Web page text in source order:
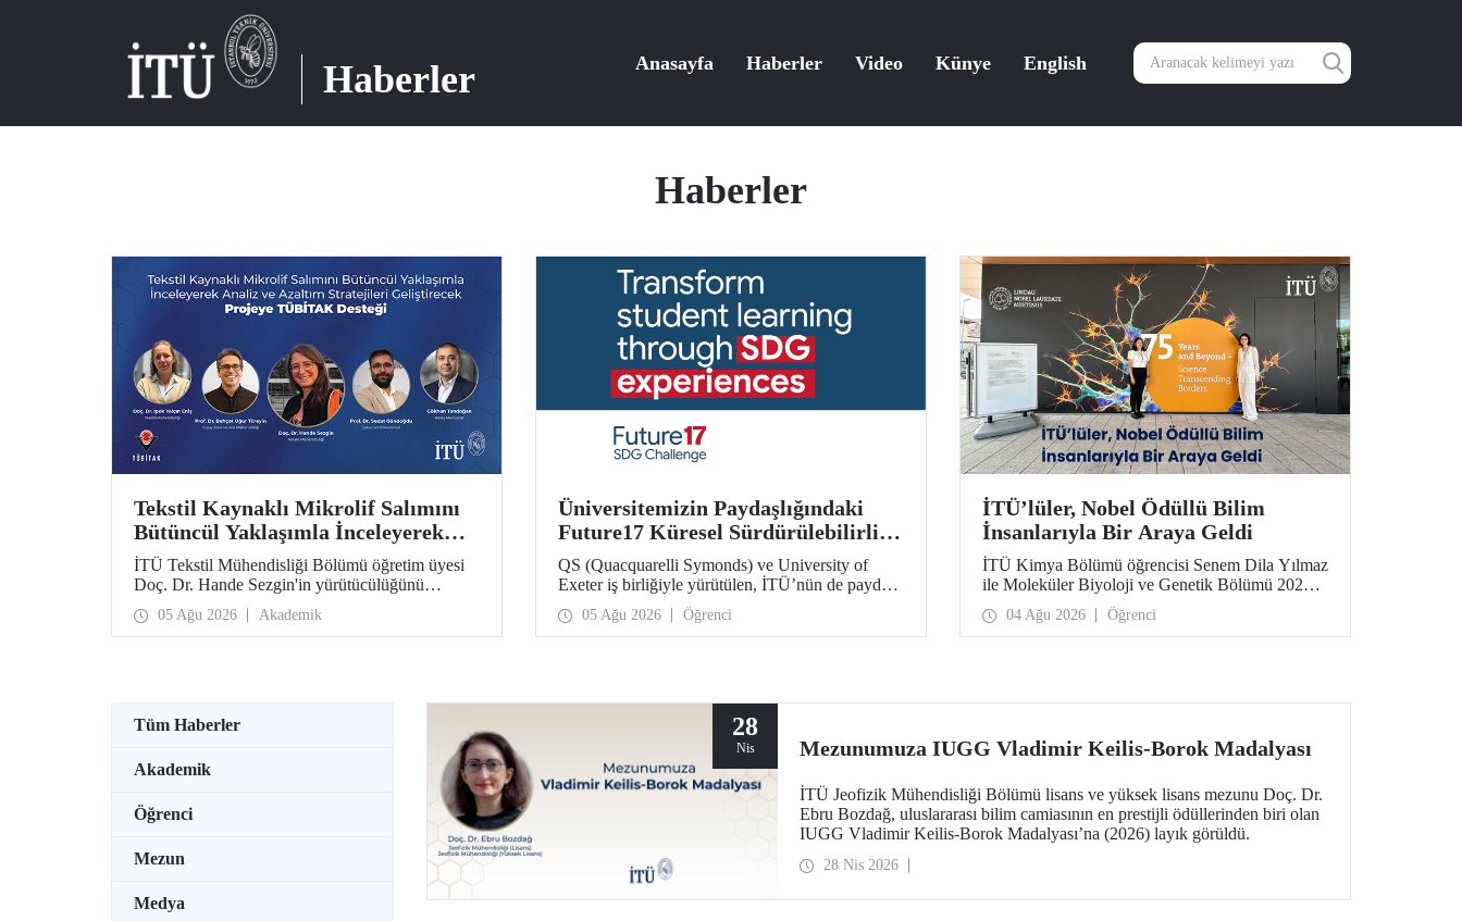
Haberler Anasayfa Haberler Video Künye English
Haberler
Tekstil Kaynaklı Mikrolif Salımını
Bütüncül Yaklaşımla İnceleyerek
Analiz ve Azaltım Stratejileri
Geliştirecek Projeye TÜBİTAK
Desteği
İTÜ Tekstil Mühendisliği Bölümü öğretim üyesi
Doç. Dr. Hande Sezgin'in yürütücülüğünü
üstlendiği “Sürdürülebilir Pamuk ve Polyester
Esaslı Tekstil Ürünlerinde Kullanım Koşullarına
Bağlı Mikrolif Salımı: Aşınma, UV Maruziyeti ve
proje, TÜBİTAK 2515 – COST Aksiyon Üyeleri
Ar-Ge Destek Programı kapsamında
05 Ağu 2026 Akademik
Üniversitemizin Paydaşlığındaki
Future17 Küresel Sürdürülebilirlik
Proje Programı, Öğrencilerimizin
Başvurularını Bekliyor
QS (Quacquarelli Symonds) ve University of
Exeter iş birliğiyle yürütülen, İTÜ’nün de paydaşı
olduğu Future17 Küresel Sürdürülebilirlik Proje
Programı için yeni dönem öğrenci başvuruları
açıldı. Başvurular için son gün 31 Ağustos!
05 Ağu 2026 Öğrenci
İTÜ’lüler, Nobel Ödüllü Bilim
İnsanlarıyla Bir Araya Geldi
İTÜ Kimya Bölümü öğrencisi Senem Dila Yılmaz
ile Moleküler Biyoloji ve Genetik Bölümü 2026
yılı mezunu Elif Önel, TÜBİTAK 2224-C Yurt
Dışı Bilimsel Etkinliklere Katılım Desteği
kapsamında 75’inci Lindau Nobel Ödüllü Bilim
04 Ağu 2026 Öğrenci
Tüm Haberler
Akademik
Öğrenci
Mezun
Medya
28
Nis Mezunumuza IUGG Vladimir Keilis-Borok Madalyası
İTÜ Jeofizik Mühendisliği Bölümü lisans ve yüksek lisans mezunu Doç. Dr.
Ebru Bozdağ, uluslararası bilim camiasının en prestijli ödüllerinden biri olan
IUGG Vladimir Keilis-Borok Madalyası’na (2026) layık görüldü.
28 Nis 2026